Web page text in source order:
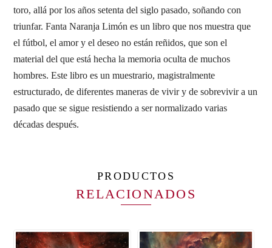
toro, allá por los años setenta del siglo pasado, soñando con
triunfar. Fanta Naranja Limón es un libro que nos muestra que
el fútbol, el amor y el deseo no están reñidos, que son el
material del que está hecha la memoria oculta de muchos
hombres. Este libro es un muestrario, magistralmente
estructurado, de diferentes maneras de vivir y de sobrevivir a un
pasado que se sigue resistiendo a ser normalizado varias
décadas después.
PRODUCTOS
RELACIONADOS